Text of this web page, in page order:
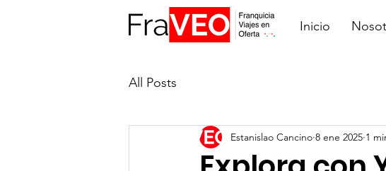
Inicio
All Posts
Estanislao Cancino 8 ene 2025 1